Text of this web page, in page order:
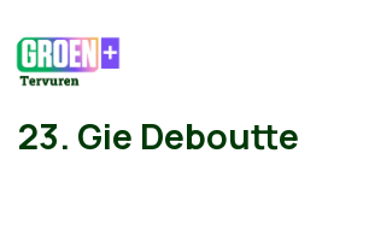
23. Gie Deboutte